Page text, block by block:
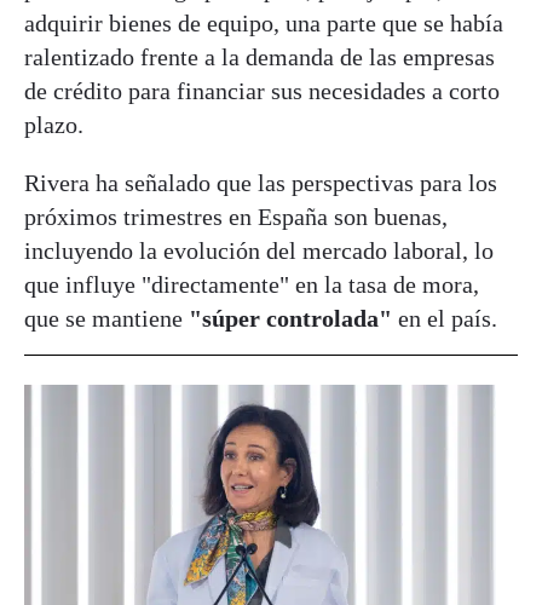
adquirir bienes de equipo, una parte que se había
ralentizado frente a la demanda de las empresas
de crédito para financiar sus necesidades a corto
plazo.
Rivera ha señalado que las perspectivas para los
próximos trimestres en España son buenas,
incluyendo la evolución del mercado laboral, lo
que influye "directamente" en la tasa de mora,
que se mantiene "súper controlada" en el país.